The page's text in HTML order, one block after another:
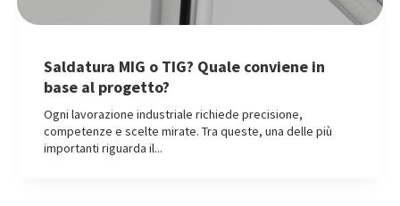
Saldatura MIG o TIG? Quale conviene in
base al progetto?
Ogni lavorazione industriale richiede precisione,
competenze e scelte mirate. Tra queste, una delle più
importanti riguarda il...